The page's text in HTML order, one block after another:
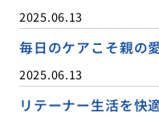
2025.06.13
毎日のケアこそ親の
2025.06.13
リテーナー生活を快